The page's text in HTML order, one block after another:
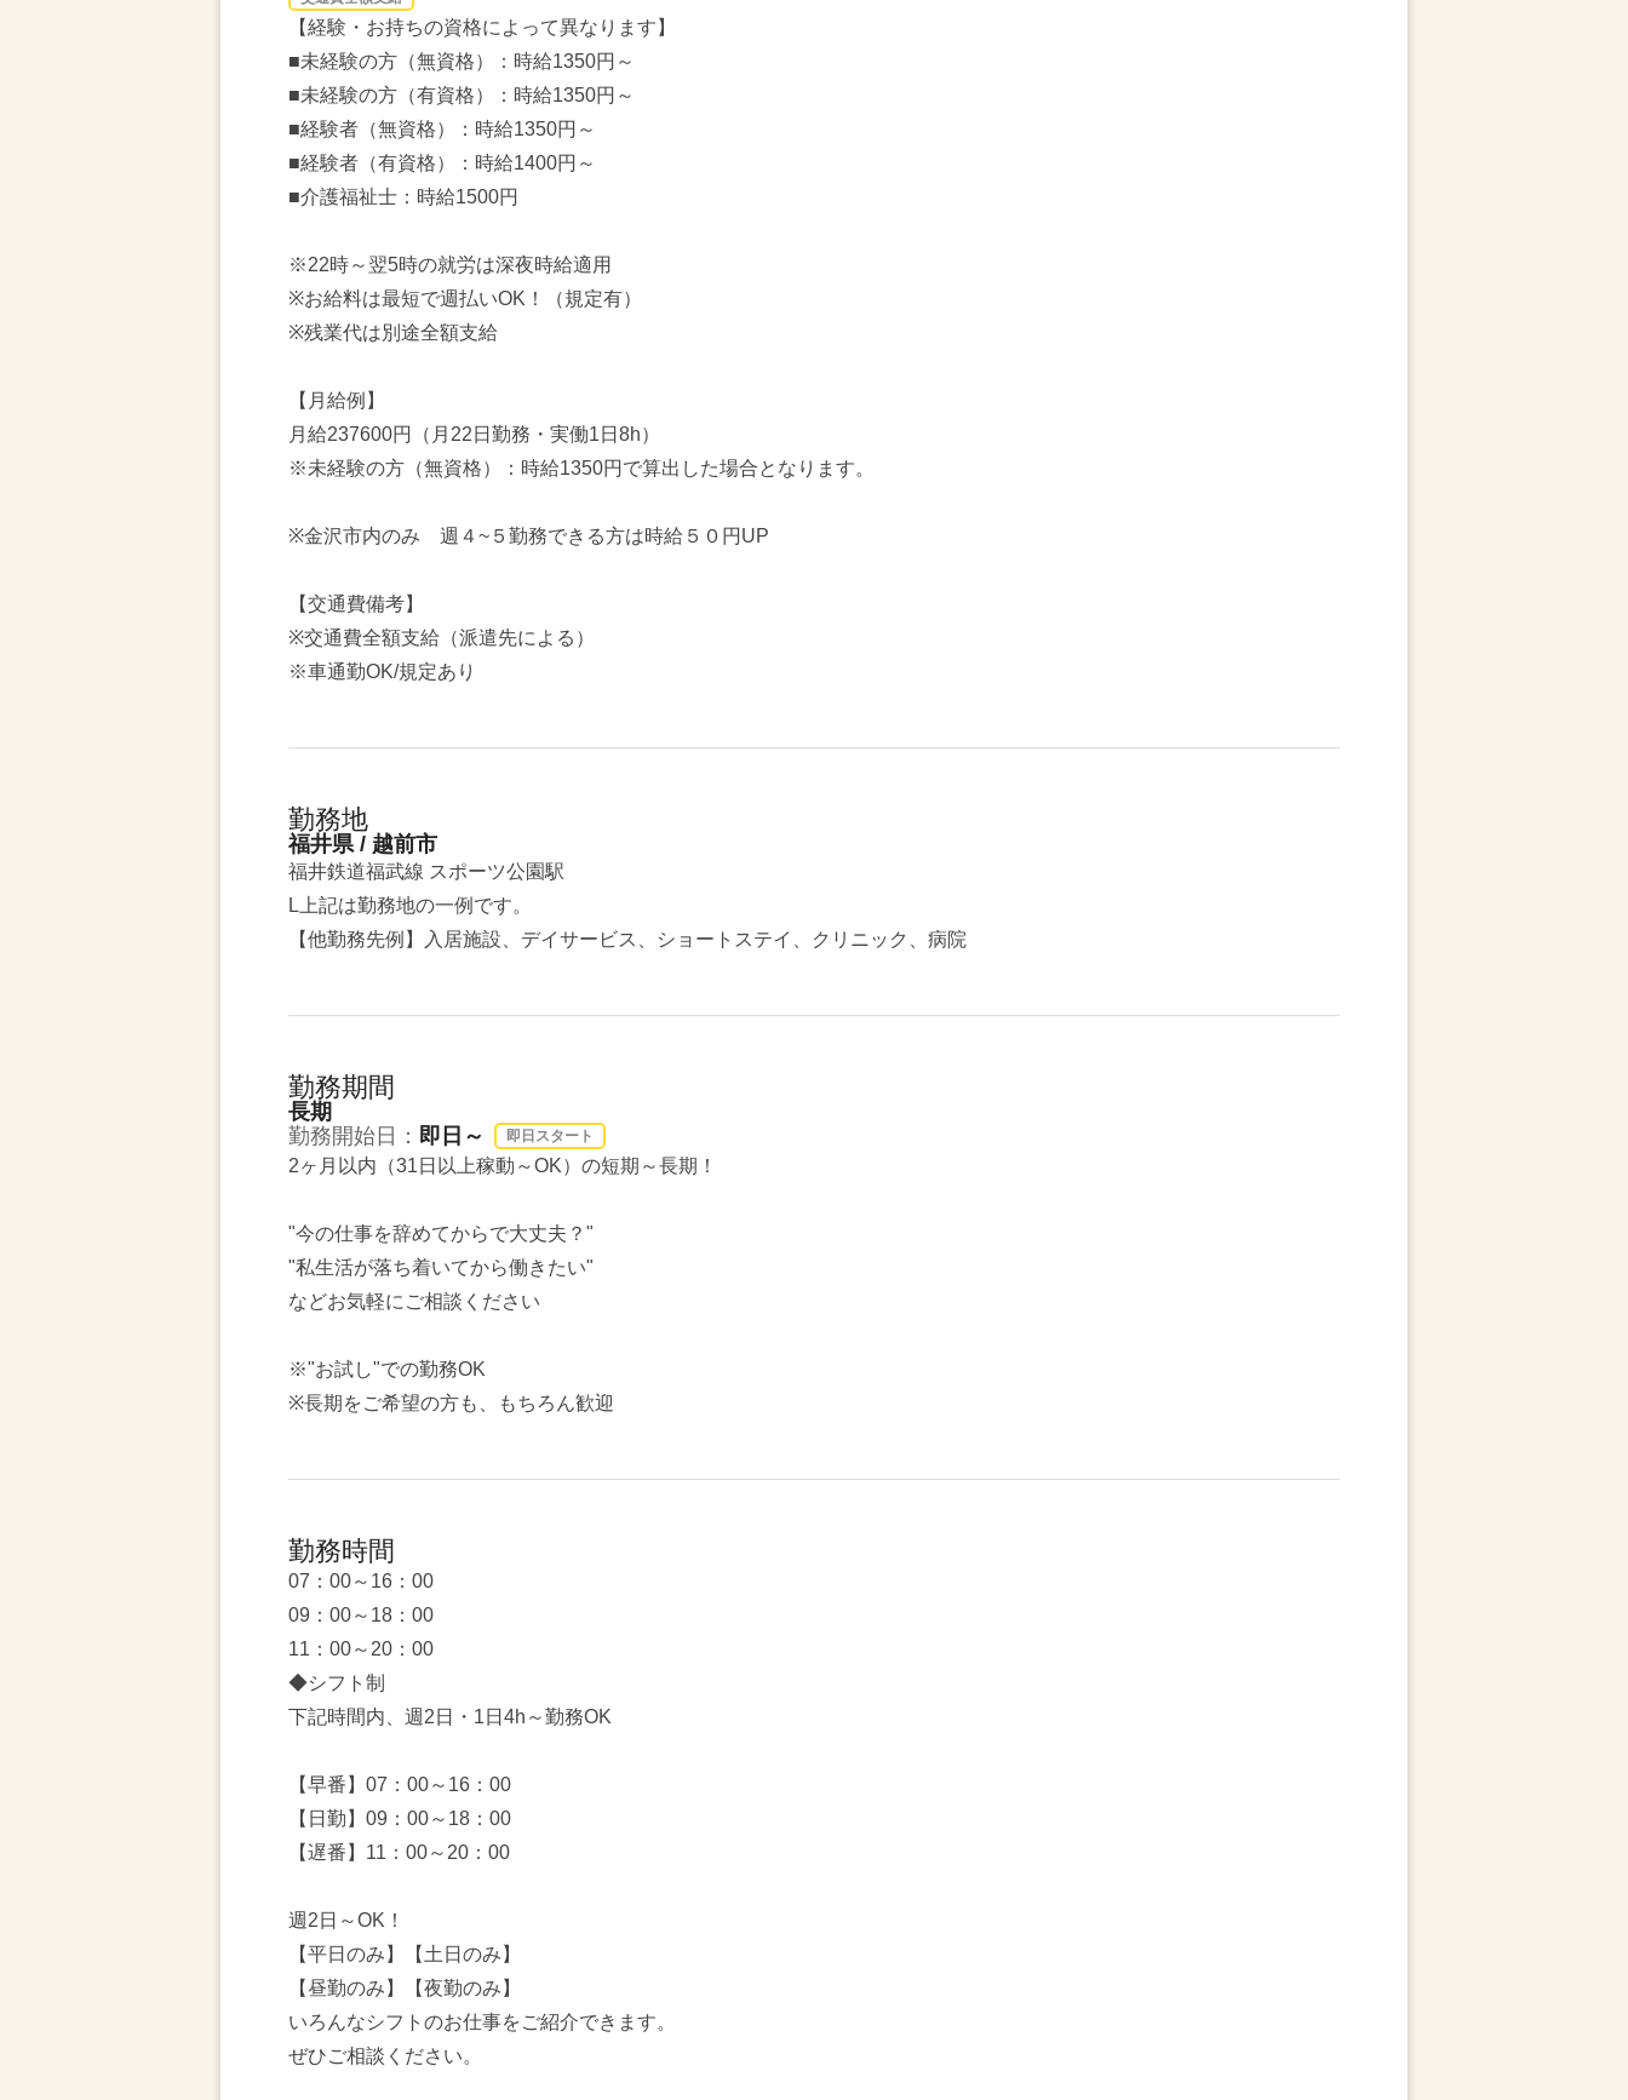
【経験・お持ちの資格によって異なります】
■未経験の方（無資格）：時給1350円～
■未経験の方（有資格）：時給1350円～
■経験者（無資格）：時給1350円～
■経験者（有資格）：時給1400円～
■介護福祉士：時給1500円
※22時～翌5時の就労は深夜時給適用
※お給料は最短で週払いOK！（規定有）
※残業代は別途全額支給
【月給例】
月給237600円（月22日勤務・実働1日8h）
※未経験の方（無資格）：時給1350円で算出した場合となります。
※金沢市内のみ 週４~５勤務できる方は時給５０円UP
【交通費備考】
※交通費全額支給（派遣先による）
※車通勤OK/規定あり
勤務地
福井県 / 越前市
福井鉄道福武線 スポーツ公園駅
L上記は勤務地の一例です。
【他勤務先例】入居施設、デイサービス、ショートステイ、クリニック、病院
勤務期間
長期
勤務開始日： 即日～ 即日スタート
2ヶ月以内（31日以上稼動～OK）の短期～長期！
"今の仕事を辞めてからで大丈夫？"
"私生活が落ち着いてから働きたい"
などお気軽にご相談ください
※"お試し"での勤務OK
※長期をご希望の方も、もちろん歓迎
勤務時間
07：00～16：00
09：00～18：00
11：00～20：00
◆シフト制
下記時間内、週2日・1日4h～勤務OK
【早番】07：00～16：00
【日勤】09：00～18：00
【遅番】11：00～20：00
週2日～OK！
【平日のみ】【土日のみ】
【昼勤のみ】【夜勤のみ】
いろんなシフトのお仕事をご紹介できます。
ぜひご相談ください。